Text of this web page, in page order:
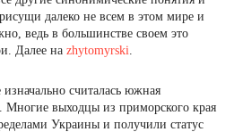
далеко не всем в этом мире и
ведь в большинстве своем это
Далее на zhytomyrski.
считалась южная
Многие выходцы из приморского края
Украины и получили статус